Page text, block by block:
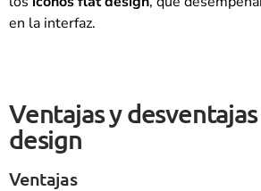
en la interfaz.
Ventajas y
design
Ventajas